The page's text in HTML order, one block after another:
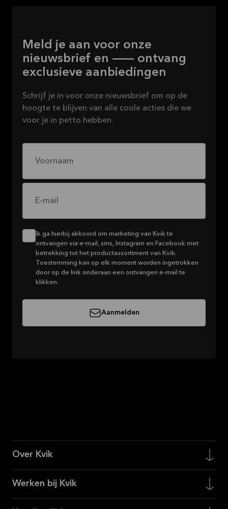
Meld je aan voor onze
nieuwsbrief en — ontvang
exclusieve aanbiedingen
Schrijf je in voor onze nieuwsbrief om op de
hoogte te blijven van alle coole acties die we
voor je in petto hebben.
Voornaam
E-mail
Ik ga hierbij akkoord om marketing van Kvik te
ontvangen via e-mail, sms, Instagram en Facebook met
betrekking tot het productassortiment van Kvik.
Toestemming kan op elk moment worden ingetrokken
door op de link onderaan een ontvangen e-mail te
klikken.
Aanmelden
Over Kvik
Werken bij Kvik